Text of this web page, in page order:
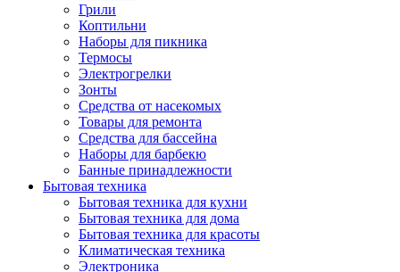
Грили
Коптильни
Наборы для пикника
Термосы
Электрогрелки
Зонты
Средства от насекомых
Товары для ремонта
Средства для бассейна
Наборы для барбекю
Банные принадлежности
Бытовая техника
Бытовая техника для кухни
Бытовая техника для дома
Бытовая техника для красоты
Климатическая техника
Электроника